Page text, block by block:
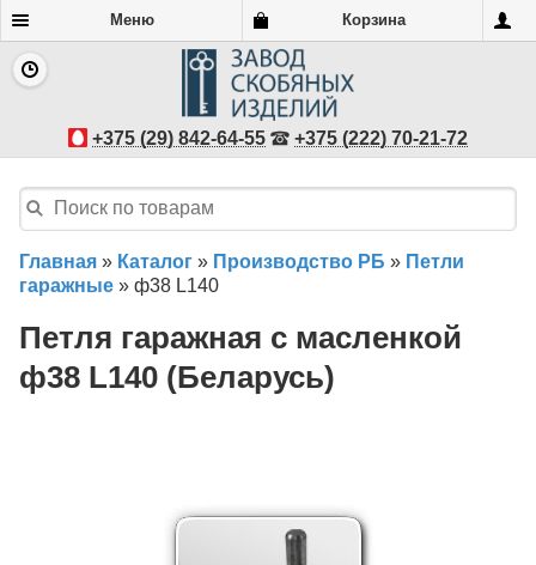
Меню Корзина
+375 (29) 842-64-55 +375 (222) 70-21-72
Главная » Каталог » Производство РБ » Петли
гаражные » ф38 L140
Петля гаражная с масленкой
ф38 L140 (Беларусь)